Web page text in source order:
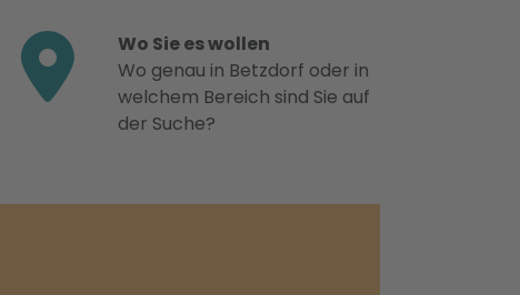
Wo Sie es wollen
Wo genau in Betzdorf oder in
welchem Bereich sind Sie auf
der Suche?